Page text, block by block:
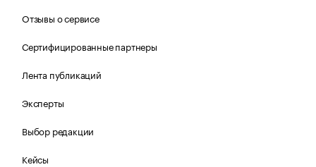
Отзывы о сервисе
Сертифицированные партнеры
Лента публикаций
Эксперты
Выбор редакции
Кейсы